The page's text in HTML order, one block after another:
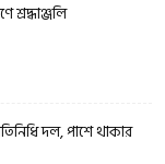
শ্রদ্ধাঞ্জলি
দল, পাশে থাকার